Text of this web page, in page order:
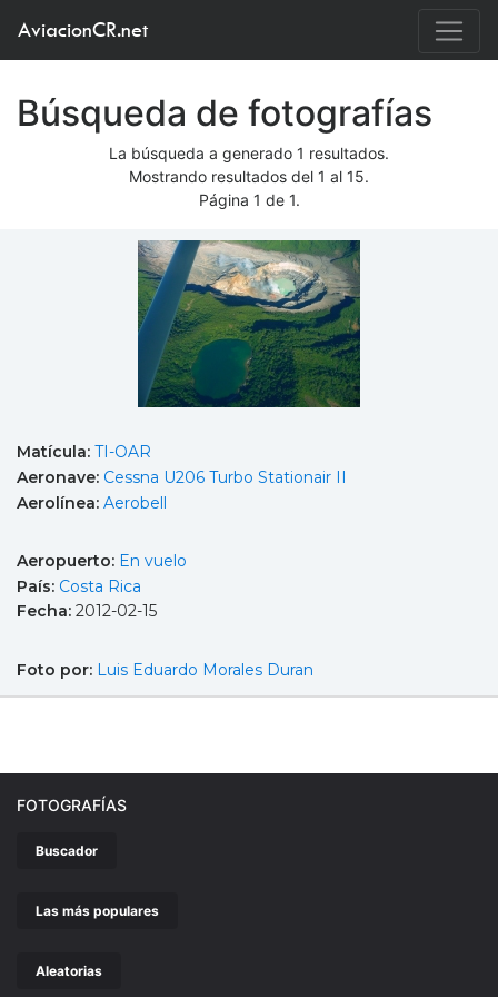
AviacionCR.net
Búsqueda de fotografías
La búsqueda a generado 1 resultados.
Mostrando resultados del 1 al 15.
Página 1 de 1.
Matícula: TI-OAR
Aeronave: Cessna U206 Turbo Stationair II
Aerolínea: Aerobell
Aeropuerto: En vuelo
País: Costa Rica
Fecha: 2012-02-15
Foto por: Luis Eduardo Morales Duran
FOTOGRAFÍAS
Buscador
Las más populares
Aleatorias